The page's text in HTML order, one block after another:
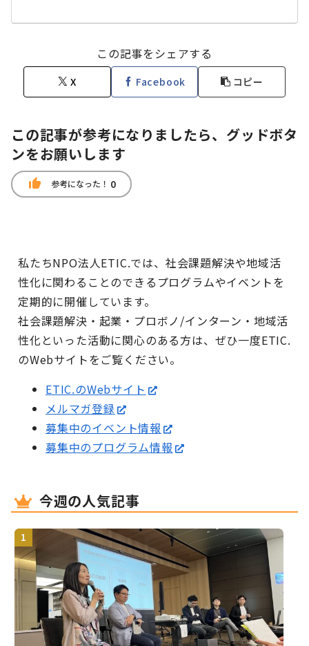
この記事をシェアする
X Facebook コピー
この記事が参考になりましたら、グッドボタ
ンをお願いします
thumb_up 参考になった！ 0
私たちNPO法人ETIC.では、社会課題解決や地域活
性化に関わることのできるプログラムやイベントを
定期的に開催しています。
社会課題解決・起業・プロボノ/インターン・地域活
性化といった活動に関心のある方は、ぜひ一度ETIC.
のWebサイトをご覧ください。
ETIC.のWebサイト
メルマガ登録
募集中のイベント情報
募集中のプログラム情報
今週の人気記事